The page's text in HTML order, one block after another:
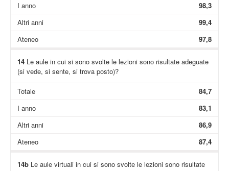
I anno
98,3
Altri anni
99,4
Ateneo
97,8
14Le aule in cui si sono svolte le lezioni sono risultate adeguate
(si vede, si sente, si trova posto)?
Totale
84,7
I anno
83,1
Altri anni
86,9
Ateneo
87,4
14bLe aule virtuali in cui si sono svolte le lezioni sono risultate